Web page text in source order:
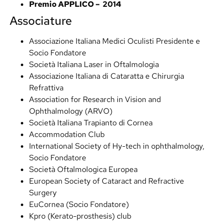
Premio APPLICO – 2014
Associature
Associazione Italiana Medici Oculisti Presidente e
Socio Fondatore
Società Italiana Laser in Oftalmologia
Associazione Italiana di Cataratta e Chirurgia
Refrattiva
Association for Research in Vision and
Ophthalmology (ARVO)
Società Italiana Trapianto di Cornea
Accommodation Club
International Society of Hy-tech in ophthalmology,
Socio Fondatore
Società Oftalmologica Europea
European Society of Cataract and Refractive
Surgery
EuCornea (Socio Fondatore)
Kpro (Kerato-prosthesis) club